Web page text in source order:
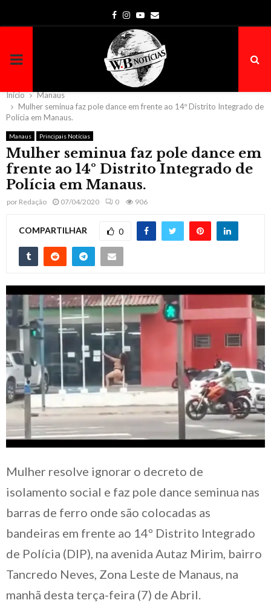
Facebook
Instagram
Youtube
Email
PRIMARY
MENU
Início
Manaus
Mulher seminua faz pole dance em frente ao 14º Distrito Integrado de
Polícia em Manaus.
Manaus Principais Notícias
Mulher seminua faz pole dance em
frente ao 14º Distrito Integrado de
Polícia em Manaus.
por Redação 07/04/2020 0 906
COMPARTILHAR 0
Mulher resolve ignorar o decreto de
isolamento social e faz pole dance seminua nas
barras de ferro onde são colocadas as
bandeiras em frente ao 14º Distrito Integrado
de Polícia (DIP), na avenida Autaz Mirim, bairro
Tancredo Neves, Zona Leste de Manaus, na
manhã desta terça-feira (7) de Abril.